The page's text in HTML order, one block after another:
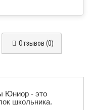
Отзывов (0)
Юниор - это
школьника.